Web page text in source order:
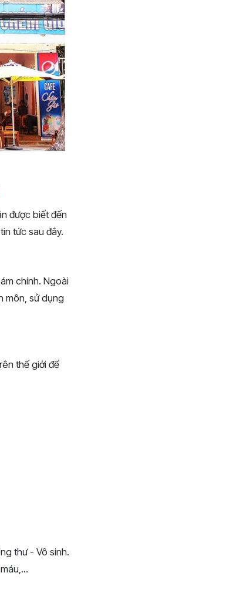
được biết đến
tức sau đây.
chính. Ngoài
môn, sử dụng
thế giới để
thư - Vô sinh.